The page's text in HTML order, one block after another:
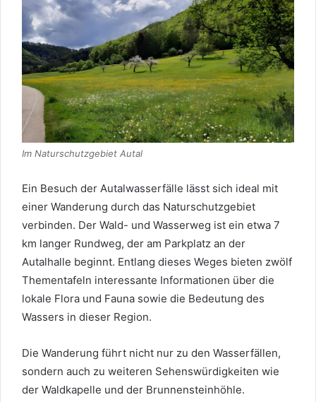
Im Naturschutzgebiet Autal
Ein Besuch der Autalwasserfälle lässt sich ideal mit
einer Wanderung durch das Naturschutzgebiet
verbinden. Der Wald- und Wasserweg ist ein etwa 7
km langer Rundweg, der am Parkplatz an der
Autalhalle beginnt. Entlang dieses Weges bieten zwölf
Thementafeln interessante Informationen über die
lokale Flora und Fauna sowie die Bedeutung des
Wassers in dieser Region.
Die Wanderung führt nicht nur zu den Wasserfällen,
sondern auch zu weiteren Sehenswürdigkeiten wie
der Waldkapelle und der Brunnensteinhöhle.